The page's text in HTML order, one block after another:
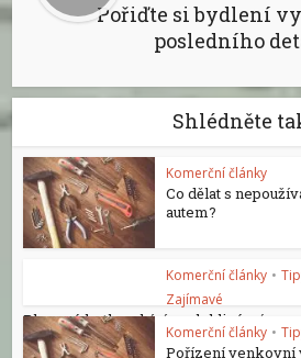
Pořiďte si bydlení
posledního
Shlédněte
Komerční články
Co dělat s
autem?
Komerční články •
Zajímavé
Plynové kotle nabízí spolehlivé a
Komerční články •
Pořízení